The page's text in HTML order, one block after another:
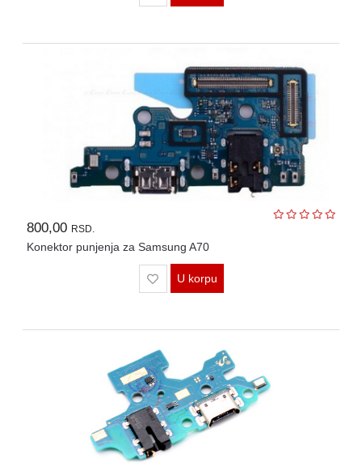
800,00 RSD.
Konektor punjenja za Samsung A70
U korpu